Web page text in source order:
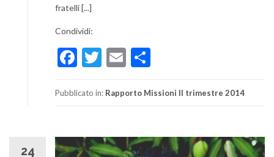
fratelli [...]
Condividi:
Facebook
Twitter
Email
Pubblicato in: Rapporto Missioni II trimestre 2014
24